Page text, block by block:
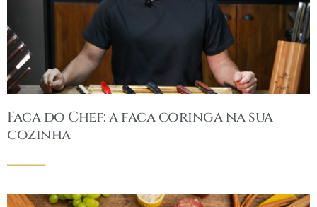
Faca do Chef: a faca coringa na sua
cozinha